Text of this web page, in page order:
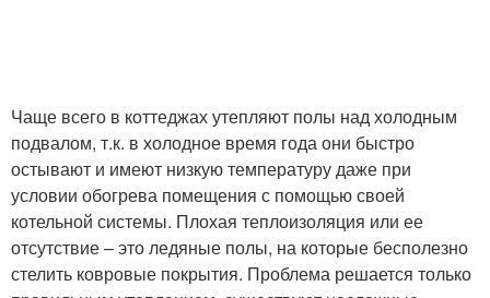
Чаще всего в коттеджах утепляют полы над холодным
подвалом, т.к. в холодное время года они быстро
остывают и имеют низкую температуру даже при
условии обогрева помещения с помощью своей
котельной системы. Плохая теплоизоляция или ее
отсутствие – это ледяные полы, на которые бесполезно
стелить ковровые покрытия. Проблема решается только